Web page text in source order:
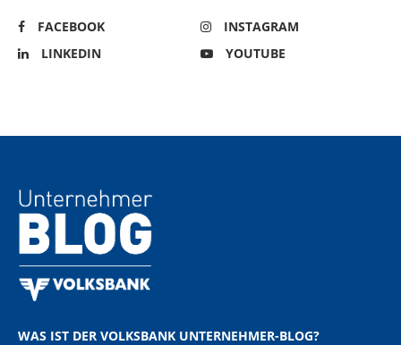
FACEBOOK
INSTAGRAM
LINKEDIN
YOUTUBE
WAS IST DER VOLKSBANK UNTERNEHMER-BLOG?